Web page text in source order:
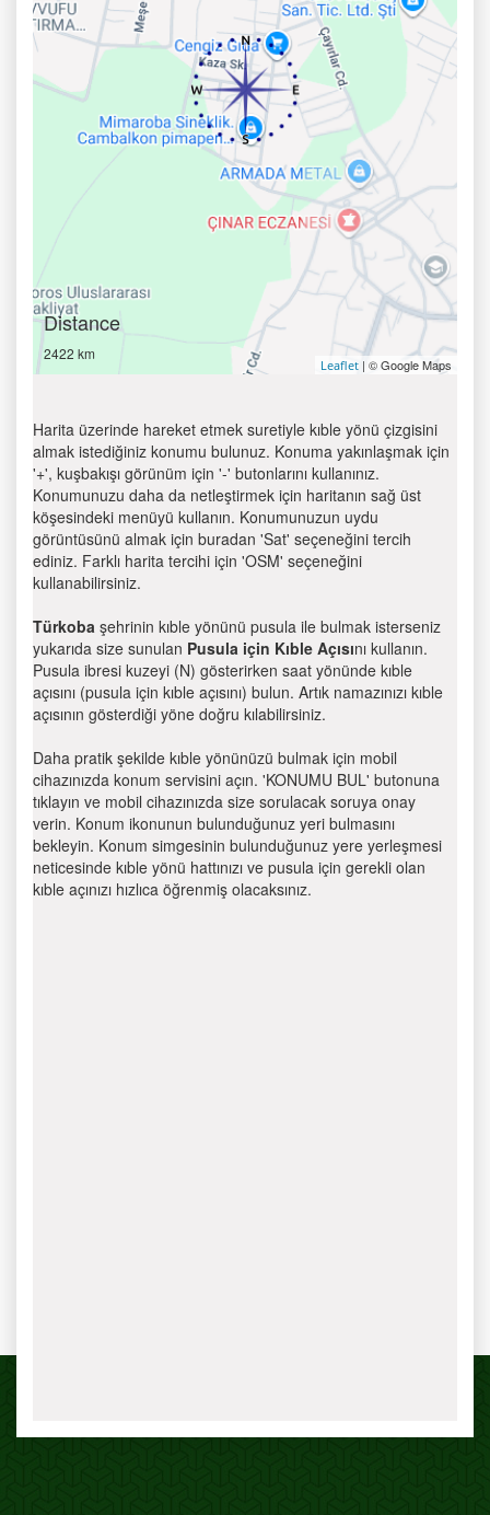
Distance
2422 km
Leaflet | © Google Maps
Harita üzerinde hareket etmek suretiyle kıble yönü çizgisini
almak istediğiniz konumu bulunuz. Konuma yakınlaşmak için
'+', kuşbakışı görünüm için '-' butonlarını kullanınız.
Konumunuzu daha da netleştirmek için haritanın sağ üst
köşesindeki menüyü kullanın. Konumunuzun uydu
görüntüsünü almak için buradan 'Sat' seçeneğini tercih
ediniz. Farklı harita tercihi için 'OSM' seçeneğini
kullanabilirsiniz.
Türkoba şehrinin kıble yönünü pusula ile bulmak isterseniz
yukarıda size sunulan Pusula için Kıble Açısını kullanın.
Pusula ibresi kuzeyi (N) gösterirken saat yönünde kıble
açısını (pusula için kıble açısını) bulun. Artık namazınızı kıble
açısının gösterdiği yöne doğru kılabilirsiniz.
Daha pratik şekilde kıble yönünüzü bulmak için mobil
cihazınızda konum servisini açın. 'KONUMU BUL' butonuna
tıklayın ve mobil cihazınızda size sorulacak soruya onay
verin. Konum ikonunun bulunduğunuz yeri bulmasını
bekleyin. Konum simgesinin bulunduğunuz yere yerleşmesi
neticesinde kıble yönü hattınızı ve pusula için gerekli olan
kıble açınızı hızlıca öğrenmiş olacaksınız.